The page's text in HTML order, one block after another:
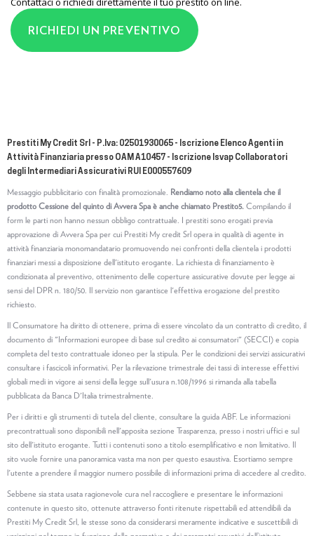
RICHIEDI UN PREVENTIVO
Prestiti My Credit Srl - P.Iva: 02501930065 - Iscrizione Elenco Agenti in
Attività Finanziaria presso OAM A10457 - Iscrizione Isvap Collaboratori
degli Intermediari Assicurativi RUI E000557609
Messaggio pubblicitario con finalità promozionale. Rendiamo noto alla clientela che il
prodotto Cessione del quinto di Avvera Spa è anche chiamato Prestito5.Compilando il
form le parti non hanno nessun obbligo contrattuale. I prestiti sono erogati previa
approvazione di Avvera Spa per cui Prestiti My credit Srl opera in qualità di agente in
attività finanziaria monomandatario promuovendo nei confronti della clientela i prodotti
finanziari messi a disposizione dell'istituto erogante. La richiesta di finanziamento è
condizionata al preventivo, ottenimento delle coperture assicurative dovute per legge ai
sensi del DPR n. 180/50. Il servizio non garantisce l'effettiva erogazione del prestito
richiesto.
Il Consumatore ha diritto di ottenere, prima di essere vincolato da un contratto di credito, il
documento di "Informazioni europee di base sul credito ai consumatori" (SECCI) e copia
completa del testo contrattuale idoneo per la stipula. Per le condizioni dei servizi assicurativi
consultare i fascicoli informativi. Per la rilevazione trimestrale dei tassi di interesse effettivi
globali medi in vigore ai sensi della legge sull'usura n.108/1996 si rimanda alla tabella
pubblicata da Banca D'Italia trimestralmente.
Per i diritti e gli strumenti di tutela del cliente, consultare la guida ABF. Le informazioni
precontrattuali sono disponibili nell'apposita sezione Trasparenza, presso i nostri uffici e sul
sito dell'istituto erogante. Tutti i contenuti sono a titolo esemplificativo e non limitativo. Il
sito vuole fornire una panoramica vasta ma non per questo esaustiva. Esortiamo sempre
l'utente a prendere il maggior numero possibile di informazioni prima di accedere al credito.
Sebbene sia stata usata ragionevole cura nel raccogliere e presentare le informazioni
contenute in questo sito, ottenute attraverso fonti ritenute rispettabili ed attendibili da
Prestiti My Credit Srl, le stesse sono da considerarsi meramente indicative e suscettibili di